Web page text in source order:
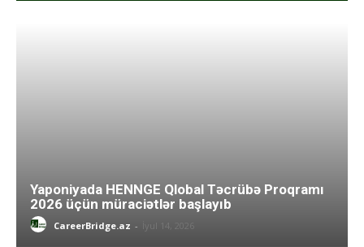
Yaponiyada HENNGE Qlobal Təcrübə Proqramı
2026 üçün müraciətlər başlayıb
CareerBridge.az -